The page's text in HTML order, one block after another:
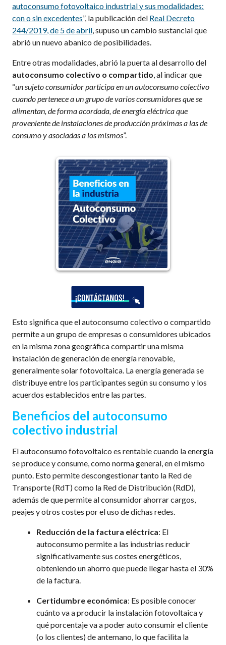
autoconsumo fotovoltaico industrial y sus modalidades:
con o sin excedentes”, la publicación del Real Decreto
244/2019, de 5 de abril, supuso un cambio sustancial que
abrió un nuevo abanico de posibilidades.
Entre otras modalidades, abrió la puerta al desarrollo del
autoconsumo colectivo o compartido, al indicar que
“un sujeto consumidor participa en un autoconsumo colectivo
cuando pertenece a un grupo de varios consumidores que se
alimentan, de forma acordada, de energía eléctrica que
proveniente de instalaciones de producción próximas a las de
consumo y asociadas a los mismos”.
Esto significa que el autoconsumo colectivo o compartido
permite a un grupo de empresas o consumidores ubicados
en la misma zona geográfica compartir una misma
instalación de generación de energía renovable,
generalmente solar fotovoltaica. La energía generada se
distribuye entre los participantes según su consumo y los
acuerdos establecidos entre las partes.
Beneficios del autoconsumo
colectivo industrial
El autoconsumo fotovoltaico es rentable cuando la energía
se produce y consume, como norma general, en el mismo
punto. Esto permite descongestionar tanto la Red de
Transporte (RdT) como la Red de Distribución (RdD),
además de que permite al consumidor ahorrar cargos,
peajes y otros costes por el uso de dichas redes.
Reducción de la factura eléctrica: El
autoconsumo permite a las industrias reducir
significativamente sus costes energéticos,
obteniendo un ahorro que puede llegar hasta el 30%
de la factura.
Certidumbre económica: Es posible conocer
cuánto va a producir la instalación fotovoltaica y
qué porcentaje va a poder auto consumir el cliente
(o los clientes) de antemano, lo que facilita la